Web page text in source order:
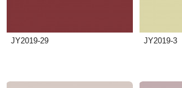
JY2019-29 JY2019-3